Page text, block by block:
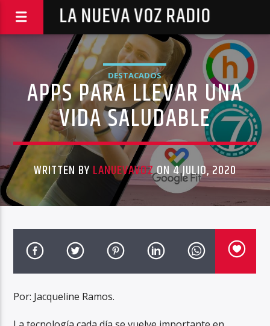
LA NUEVA VOZ RADIO
DESTACADOS
APPS PARA LLEVAR UNA
VIDA SALUDABLE
WRITTEN BYLANUEVAVOZON 4 JULIO, 2020
Por: Jacqueline Ramos.